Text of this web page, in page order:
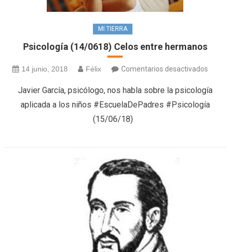
MI TIERRA
Psicología (14/0618) Celos entre hermanos
14 junio, 2018 Félix Comentarios desactivadosen
(14/
Celos
Javier García, psicólogo, nos habla sobre la psicología
aplicada a los niños #EscuelaDePadres #Psicología
(15/06/18)